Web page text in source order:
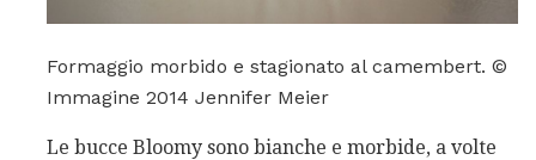
Formaggio morbido e stagionato al camembert. ©
Immagine 2014 Jennifer Meier
Le bucce Bloomy sono bianche e morbide, a volte